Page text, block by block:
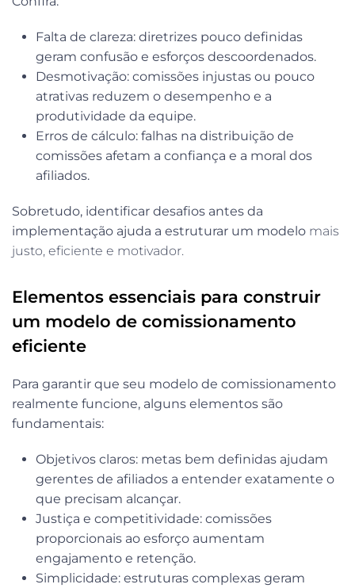
Falta de clareza: diretrizes pouco definidas
geram confusão e esforços descoordenados.
Desmotivação: comissões injustas ou pouco
atrativas reduzem o desempenho e a
produtividade da equipe.
Erros de cálculo: falhas na distribuição de
comissões afetam a confiança e a moral dos
afiliados.
Sobretudo, identificar desafios antes da
implementação ajuda a estruturar um modelo mais
justo, eficiente e motivador.
Elementos essenciais para construir
um modelo de comissionamento
eficiente
Para garantir que seu modelo de comissionamento
realmente funcione, alguns elementos são
fundamentais:
Objetivos claros: metas bem definidas ajudam
gerentes de afiliados a entender exatamente o
que precisam alcançar.
Justiça e competitividade: comissões
proporcionais ao esforço aumentam
engajamento e retenção.
Simplicidade: estruturas complexas geram